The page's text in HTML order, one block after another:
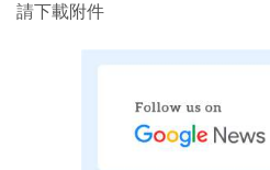
請下載附件